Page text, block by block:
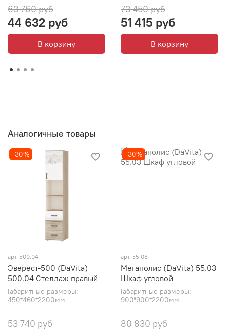
63 760 руб
44 632 руб
В корзину
73 450 руб
51 415 руб
В корзину
Аналогичные товары
-30%
арт. 500.04
Эверест-500 (DaVita)
500.04 Стеллаж правый
Габаритные размеры:
450*460*2200мм
53 740 руб
-30%
арт. 55.03
Мегаполис (DaVita) 55.03
Шкаф угловой
Габаритные размеры:
900*900*2200мм
80 830 руб